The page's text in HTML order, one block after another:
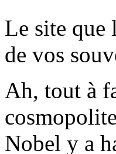
Le site que
de vos
Ah, tout à
Nobel y a